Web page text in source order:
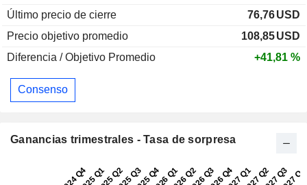
Último precio de cierre
76,76USD
Precio objetivo promedio
108,85USD
Diferencia / Objetivo Promedio
+41,81 %
Consenso
Ganancias trimestrales - Tasa de sorpresa